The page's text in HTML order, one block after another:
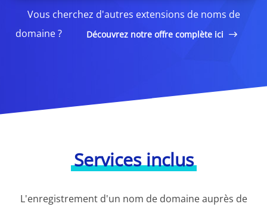
Vous cherchez d'autres extensions de noms de
domaine ?
Découvrez notre offre complète ici
Services inclus
L'enregistrement d'un nom de domaine auprès de